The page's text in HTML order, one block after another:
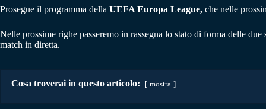
Prosegue il programma della UEFA Europa League, che nelle
Nelle prossime righe passeremo in rassegna lo stato di forma delle
match in diretta.
Cosa troverai in questo articolo: mostra